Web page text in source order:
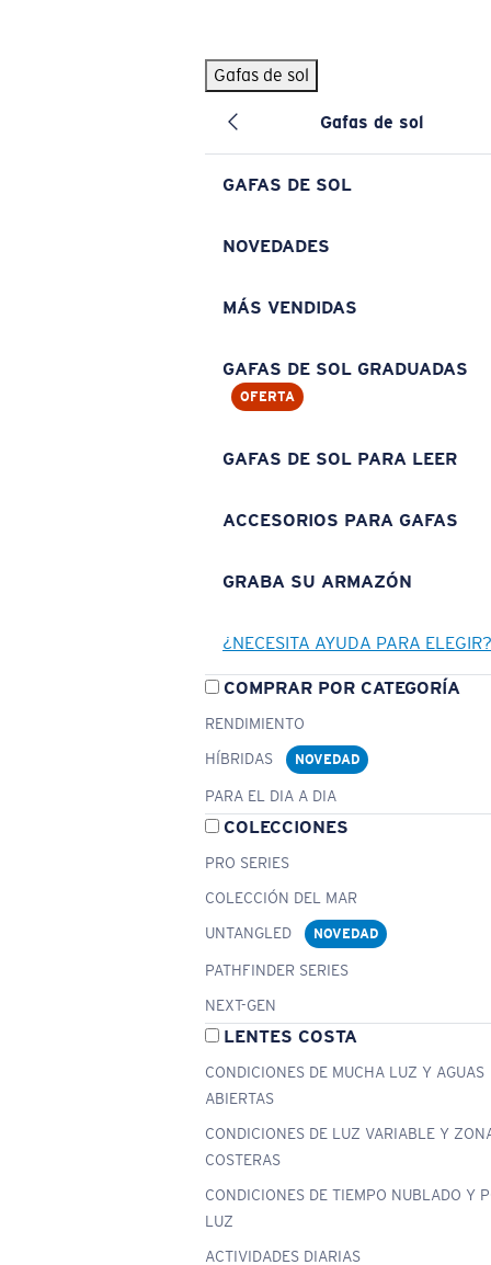
Gafas de sol
Gafas de sol
GAFAS DE SOL
NOVEDADES
MÁS VENDIDAS
GAFAS DE SOL GRADUADAS
OFERTA
GAFAS DE SOL PARA LEER
ACCESORIOS PARA GAFAS
GRABA SU ARMAZÓN
¿NECESITA AYUDA PARA ELEGIR?
COMPRAR POR CATEGORÍA
RENDIMIENTO
HÍBRIDAS
NOVEDAD
PARA EL DIA A DIA
COLECCIONES
PRO SERIES
COLECCIÓN DEL MAR
UNTANGLED
NOVEDAD
PATHFINDER SERIES
NEXT-GEN
LENTES COSTA
CONDICIONES DE MUCHA LUZ Y AGUAS
ABIERTAS
CONDICIONES DE LUZ VARIABLE Y
COSTERAS
CONDICIONES DE TIEMPO NUBLADO Y
LUZ
ACTIVIDADES DIARIAS
BÚSQUEDAS POPULARES
Pilothouse PRO Limited Edition Pack Exclusivo
Gafas de sol personalizadas
Los más vendidos de gafas de sol